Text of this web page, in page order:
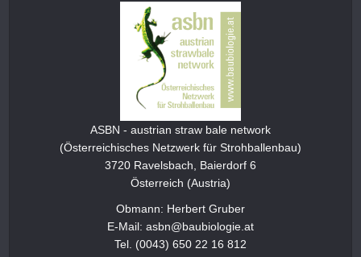
ASBN - austrian straw bale network
(Österreichisches Netzwerk für Strohballenbau)
3720 Ravelsbach, Baierdorf 6
Österreich (Austria)
Obmann: Herbert Gruber
E-Mail: asbn@baubiologie.at
Tel. (0043) 650 22 16 812